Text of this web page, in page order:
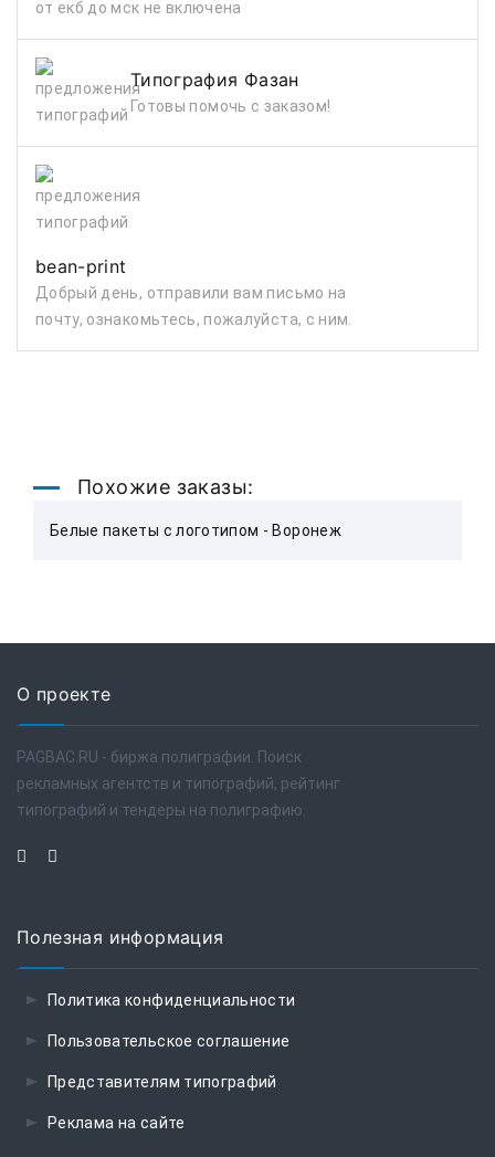
от екб до мск не включена
Типография Фазан
Готовы помочь с заказом!
bean-print
Добрый день, отправили вам письмо на
почту, ознакомьтесь, пожалуйста, с ним.
Похожие заказы:
Белые пакеты с логотипом - Воронеж
О проекте
PAGBAC.RU - биржа полиграфии. Поиск
рекламных агентств и типографий, рейтинг
типографий и тендеры на полиграфию.
Полезная информация
Политика конфиденциальности
Пользовательское соглашение
Представителям типографий
Реклама на сайте